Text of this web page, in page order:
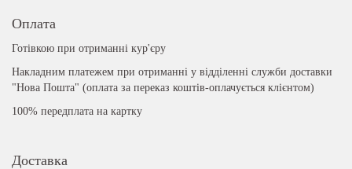
Оплата
Готівкою при отриманні кур'єру
Накладним платежем при отриманні у відділенні служби доставки
"Нова Пошта" (оплата за переказ коштів-оплачується клієнтом)
100% передплата на картку
Доставка